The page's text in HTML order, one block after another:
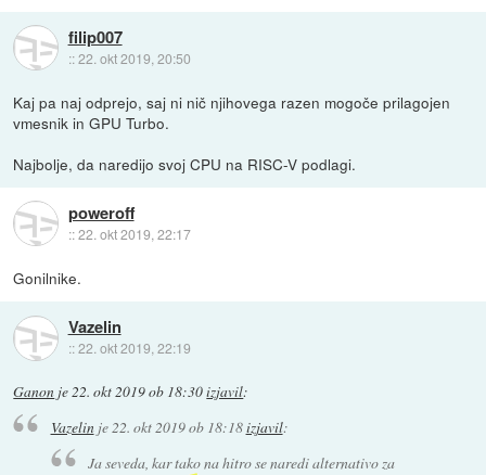
filip007
::22. okt 2019, 20:50
Kaj pa naj odprejo, saj ni nič njihovega razen mogoče prilagojen
vmesnik in GPU Turbo.
Najbolje, da naredijo svoj CPU na RISC-V podlagi.
poweroff
::22. okt 2019, 22:17
Gonilnike.
Vazelin
::22. okt 2019, 22:19
Ganon je22. okt 2019 ob 18:30izjavil:
Vazelinje22. okt 2019 ob 18:18izjavil:
Ja seveda, kar tako na hitro se naredi alternativo za